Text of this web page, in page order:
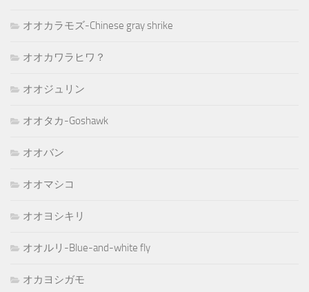
オオカラモズ-Chinese gray shrike
オオカワラヒワ？
オオジュリン
オオタカ-Goshawk
オオバン
オオマシコ
オオヨシキリ
オオルリ-Blue-and-white fly
オカヨシガモ